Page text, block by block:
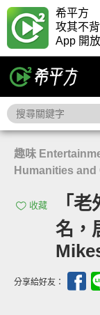
希平方
攻其不背
App 開
趣味
Humanities and
收藏
「
名，
分享給好友：